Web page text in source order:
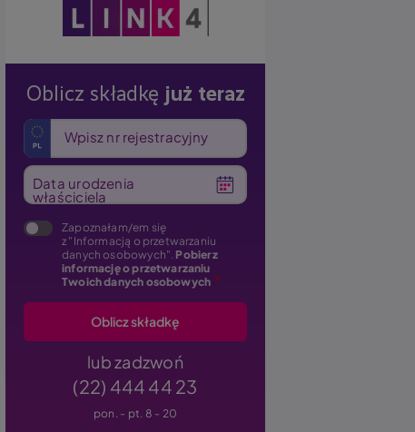
Obraz
Oblicz składkę już teraz
Wpisz nr rejestracyjny
Data urodzenia
właściciela
Zapoznałam/em się
z "Informacją o przetwarzaniu
danych osobowych". Pobierz
informację o przetwarzaniu
Twoich danych osobowych
lub zadzwoń
(22) 444 44 23
pon. - pt. 8 - 20